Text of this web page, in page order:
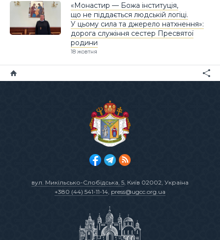
«Монастир — Божа інституція,
що не піддається людській логіці.
У цьому сила та джерело натхнення»:
дорога служіння сестер Пресвятої
родини
18 жовтня
вул. Микільсько-Слобідська, 5, Київ 02002, Україна
+380 (44) 541-11-14, press@ugcc.org.ua